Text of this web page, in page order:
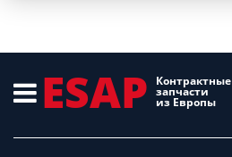
ESAP Контрактные
запчасти
из Европы